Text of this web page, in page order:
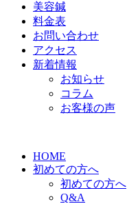
美容鍼
料金表
お問い合わせ
アクセス
新着情報
お知らせ
コラム
お客様の声
HOME
初めての方へ
初めての方へ
Q&A